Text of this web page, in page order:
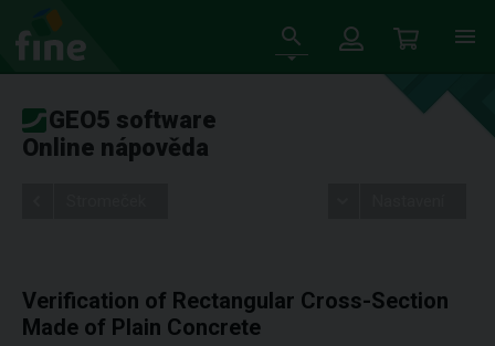
GEO5 software
Online nápověda
Verification of Rectangular Cross-Section
Made of Plain Concrete